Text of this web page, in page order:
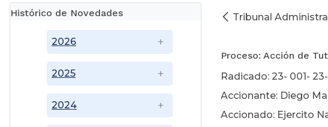
Histórico de Novedades
2024
2025
2026
Tribunal
19 de
Proceso: Acción de
Radicado: 23- 001-
Accionante: Diego
Accionado: Ejercito